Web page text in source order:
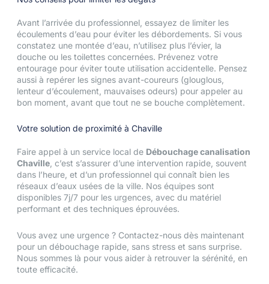
Avant l’arrivée du professionnel, essayez de limiter les
écoulements d’eau pour éviter les débordements. Si vous
constatez une montée d’eau, n’utilisez plus l’évier, la
douche ou les toilettes concernées. Prévenez votre
entourage pour éviter toute utilisation accidentelle. Pensez
aussi à repérer les signes avant-coureurs (glouglous,
lenteur d’écoulement, mauvaises odeurs) pour appeler au
bon moment, avant que tout ne se bouche complètement.
Votre solution de proximité à Chaville
Faire appel à un service local de Débouchage canalisation
Chaville , c’est s’assurer d’une intervention rapide, souvent
dans l’heure, et d’un professionnel qui connaît bien les
réseaux d’eaux usées de la ville. Nos équipes sont
disponibles 7j/7 pour les urgences, avec du matériel
performant et des techniques éprouvées.
Vous avez une urgence ? Contactez-nous dès maintenant
pour un débouchage rapide, sans stress et sans surprise.
Nous sommes là pour vous aider à retrouver la sérénité, en
toute efficacité.